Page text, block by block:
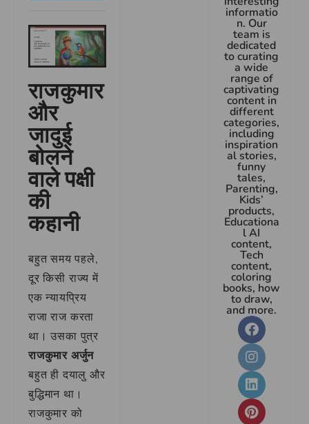
राजकुमार
और
जादुई
बोलने
वाले पक्षी
की
कहानी
बहुत समय पहले,
दूर किसी राज्य में
एक न्यायप्रिय
राजा राज करता
था। उसका पुत्र
राजकुमार अर्जुन
बहुत ही दयालु और
बुद्धिमान था।
राजकुमार को
informatio
n. Our
team is
dedicated
to curating
a wide
range of
captivating
content in
different
categories,
including
inspiration
al stories,
funny
tales,
Parenting,
Kids’
products,
Educationa
l AI
content,
Tech
content,
coloring
books, how
to draw,
and more.